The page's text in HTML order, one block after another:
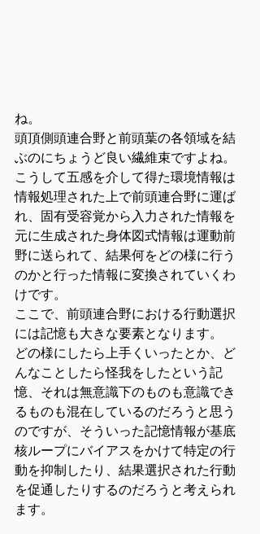
ね。
頭頂側頭連合野と前頭葉の各領域を結
ぶのにちょうど良い繊維束ですよね。
こうして五感を介して得た環境情報は
情報処理された上で前頭連合野に運ば
れ、固有受容覚から入力された情報を
元に生成された身体図式情報は運動前
野に送られて、結果何をどの様に行う
のかと行った情報に変換されていくわ
けです。
ここで、前頭連合野における行動選択
には記憶も大きな要素となります。
どの様にしたら上手くいったとか、ど
んなことしたら怪我をしたという記
憶、それは無意識下のものも意識でき
るものも混在しているのだろうと思う
のですが、そういった記憶情報が基底
核ループにバイアスをかけて特定の行
動を抑制したり、結果選択された行動
を促通したりするのだろうと考えられ
ます。